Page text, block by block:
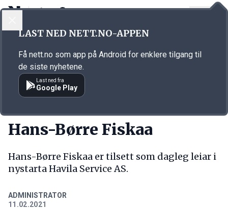
Annonsørinnhold
Hans-Børre Fiskaa
Hans-Børre Fiskaa er tilsett som dagleg leiar i
nystarta Havila Service AS.
ADMINISTRATOR
11.02.2021
LAST NED NETT.NO-APPEN
Få nett.no som app på Android for enklere tilgang til
de siste nyhetene.
Last ned fra
Google Play